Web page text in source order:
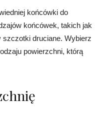
końcówki do
końcówek, takich jak
druciane. Wybierz
powierzchni, którą